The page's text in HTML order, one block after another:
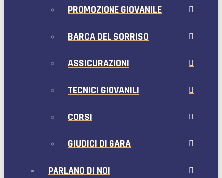
PROMOZIONE GIOVANILE
BARCA DEL SORRISO
ASSICURAZIONI
TECNICI GIOVANILI
CORSI
GIUDICI DI GARA
PARLANO DI NOI